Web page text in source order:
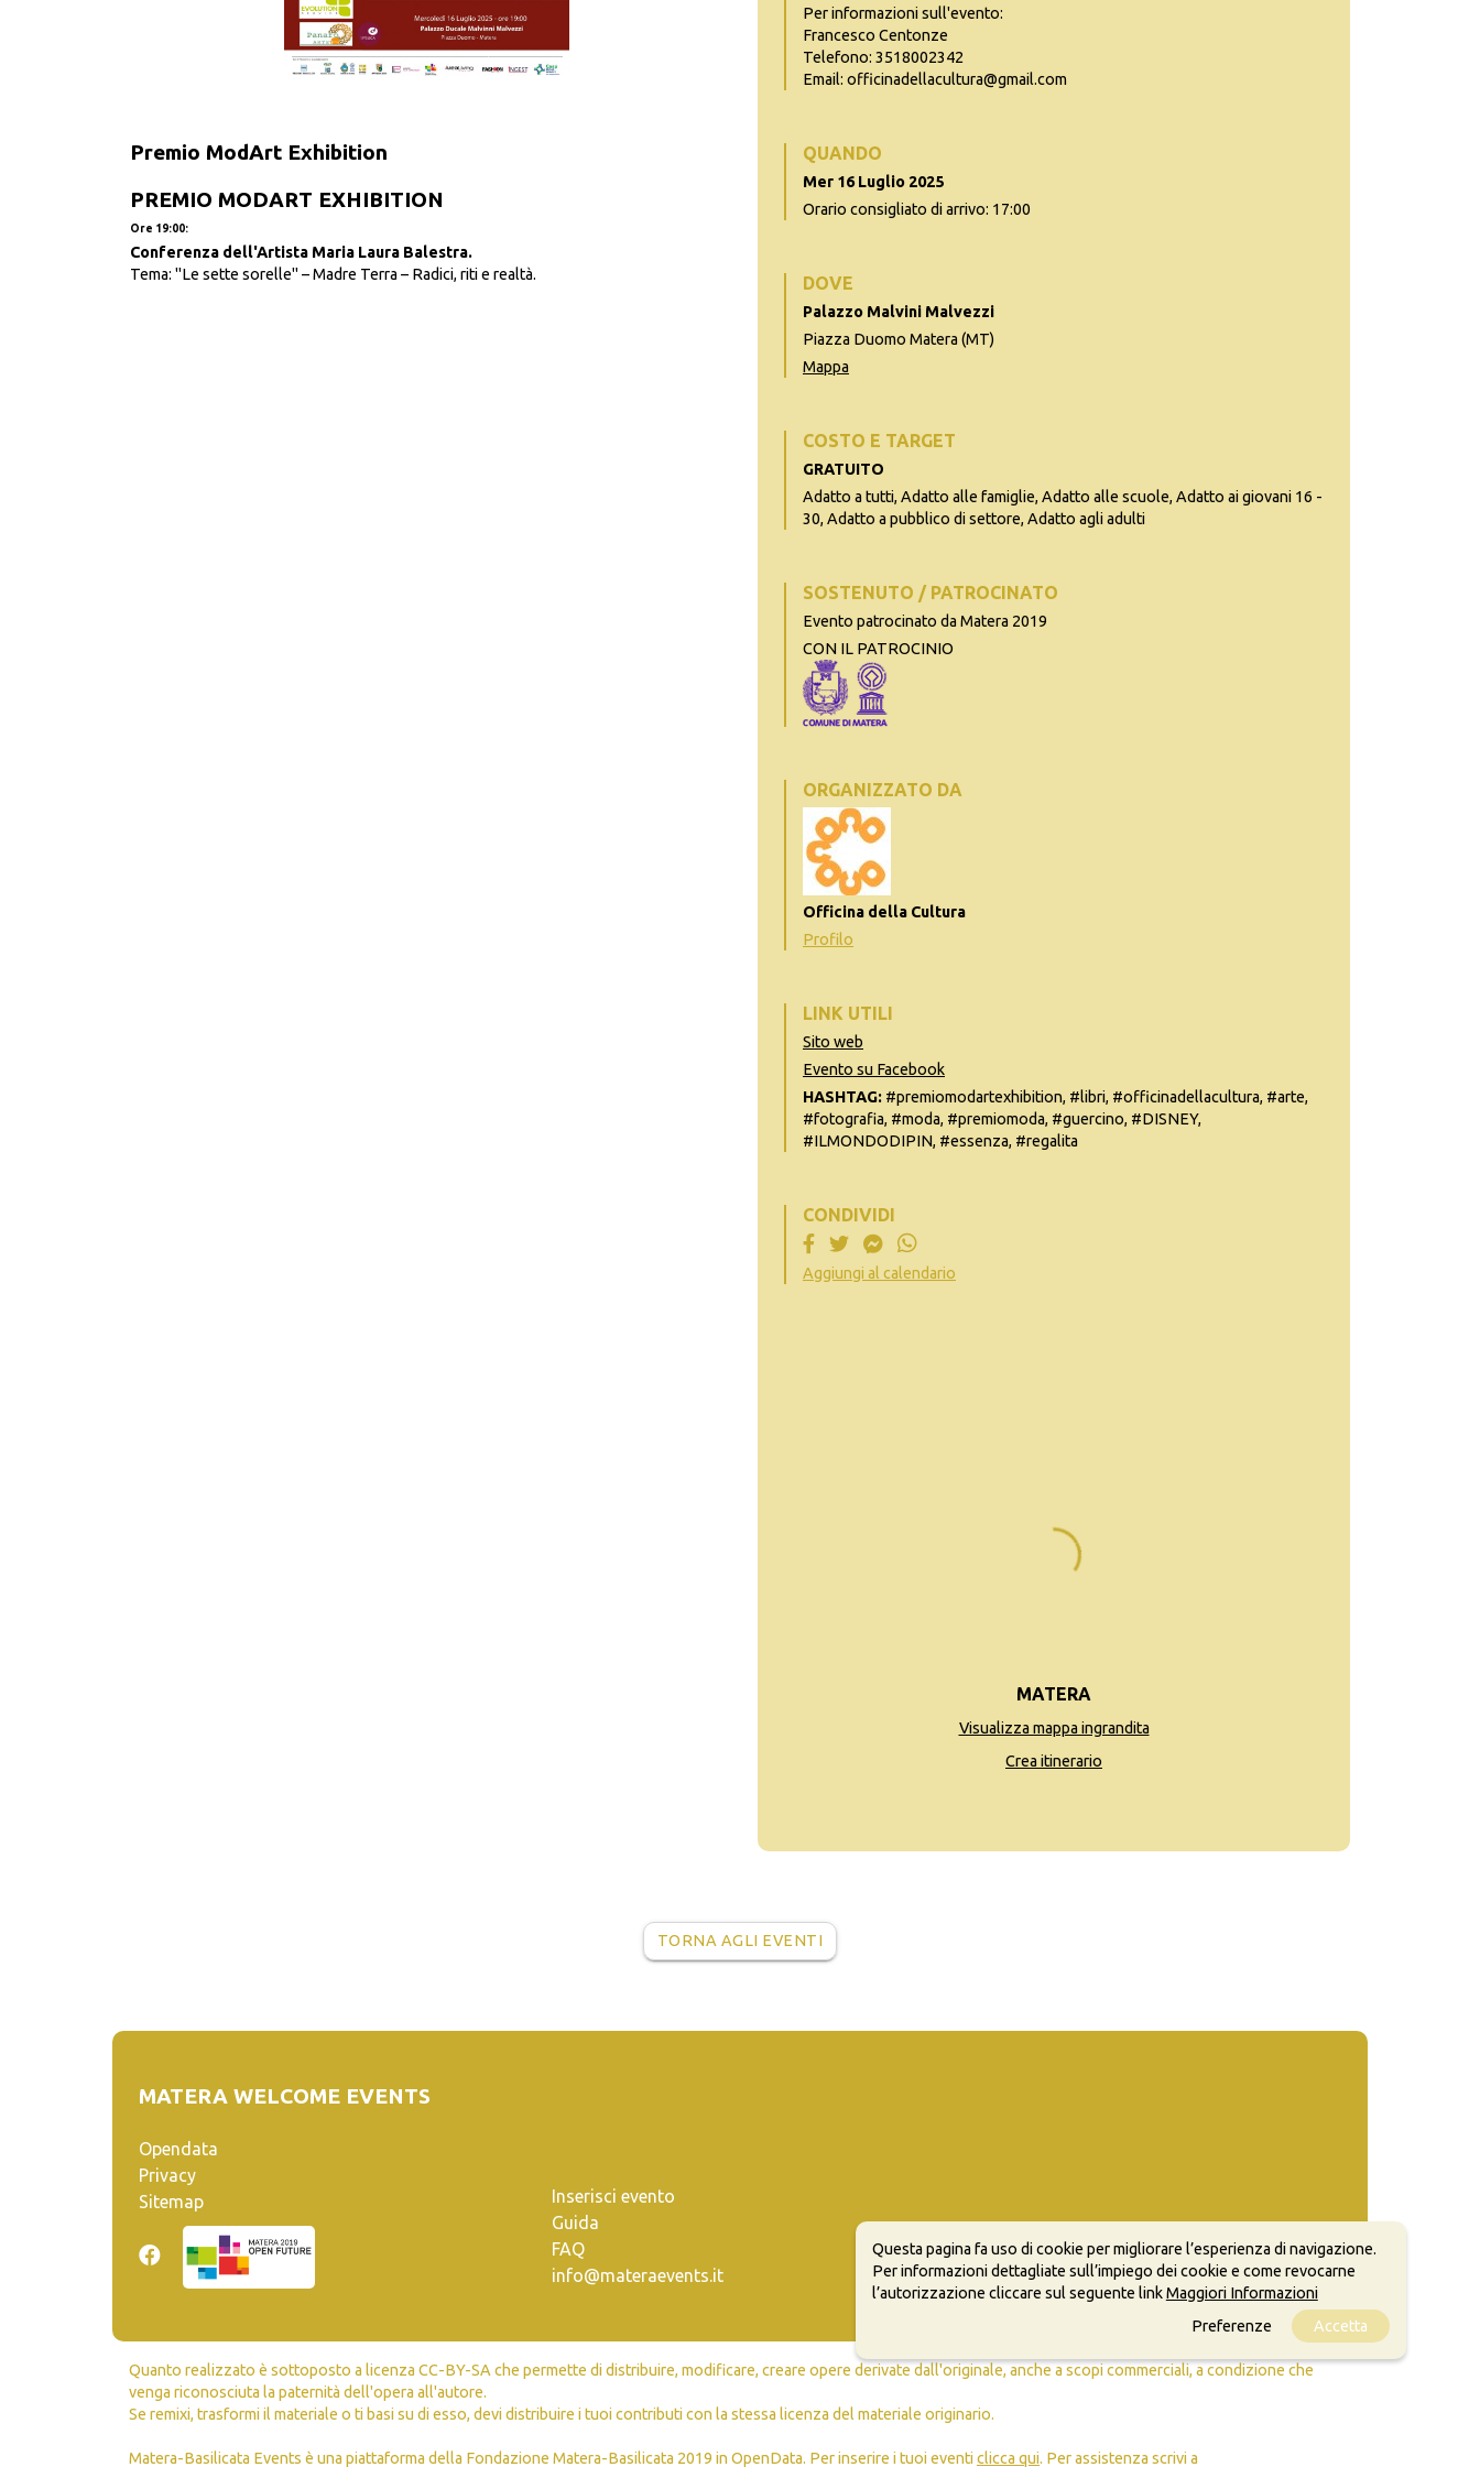
Premio ModArt Exhibition
PREMIO MODART EXHIBITION
Ore 19:00:
Conferenza dell'Artista Maria Laura Balestra.
Tema: "Le sette sorelle" – Madre Terra – Radici, riti e realtà.
Per informazioni sull'evento:
Francesco Centonze
Telefono: 3518002342
Email: officinadellacultura@gmail.com
QUANDO
Mer 16 Luglio 2025
Orario consigliato di arrivo: 17:00
DOVE
Palazzo Malvini Malvezzi
Piazza Duomo Matera (MT)
Mappa
COSTO E TARGET
GRATUITO
Adatto a tutti, Adatto alle famiglie, Adatto alle scuole, Adatto ai giovani 16 -
30, Adatto a pubblico di settore, Adatto agli adulti
SOSTENUTO / PATROCINATO
Evento patrocinato da Matera 2019
CON IL PATROCINIO
ORGANIZZATO DA
Officina della Cultura
Profilo
LINK UTILI
Sito web
Evento su Facebook
HASHTAG: #premiomodartexhibition, #libri, #officinadellacultura, #arte,
#fotografia, #moda, #premiomoda, #guercino, #DISNEY,
#ILMONDODIPIN, #essenza, #regalita
CONDIVIDI
Aggiungi al calendario
MATERA
Visualizza mappa ingrandita
Crea itinerario
TORNA AGLI EVENTI
MATERA WELCOME EVENTS
Opendata
Privacy
Sitemap
Inserisci evento
Guida
FAQ
info@materaevents.it
Quanto realizzato è sottoposto a licenza CC-BY-SA che permette di distribuire, modificare, creare opere derivate dall'originale, anche a scopi commerciali, a condizione che
venga riconosciuta la paternità dell'opera all'autore.
Se remixi, trasformi il materiale o ti basi su di esso, devi distribuire i tuoi contributi con la stessa licenza del materiale originario.
Matera-Basilicata Events è una piattaforma della Fondazione Matera-Basilicata 2019 in OpenData. Per inserire i tuoi eventi clicca qui. Per assistenza scrivi a
Questa pagina fa uso di cookie per migliorare l’esperienza di navigazione.
Per informazioni dettagliate sull’impiego dei cookie e come revocarne
l’autorizzazione cliccare sul seguente linkMaggiori Informazioni
Preferenze
Accetta